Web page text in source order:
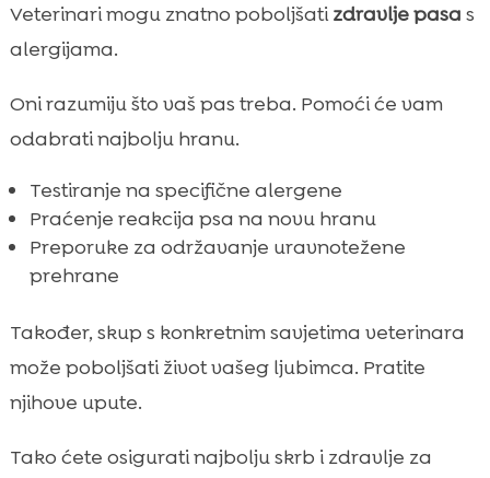
Veterinari mogu znatno poboljšatizdravlje pasa s
alergijama.
Oni razumiju što vaš pas treba. Pomoći će vam
odabrati najbolju hranu.
Testiranje na specifične alergene
Praćenje reakcija psa na novu hranu
Preporuke za održavanje uravnotežene
prehrane
Također, skup s konkretnim savjetima veterinara
može poboljšati život vašeg ljubimca. Pratite
njihove upute.
Tako ćete osigurati najbolju skrb i zdravlje za